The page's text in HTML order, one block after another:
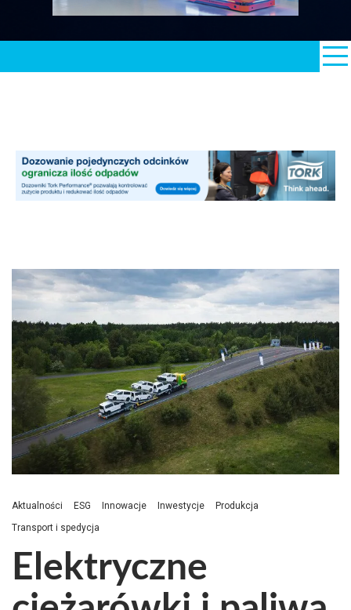
Aktualności ESG Innowacje Inwestycje
Produkcja
Transport i spedycja
Elektryczne